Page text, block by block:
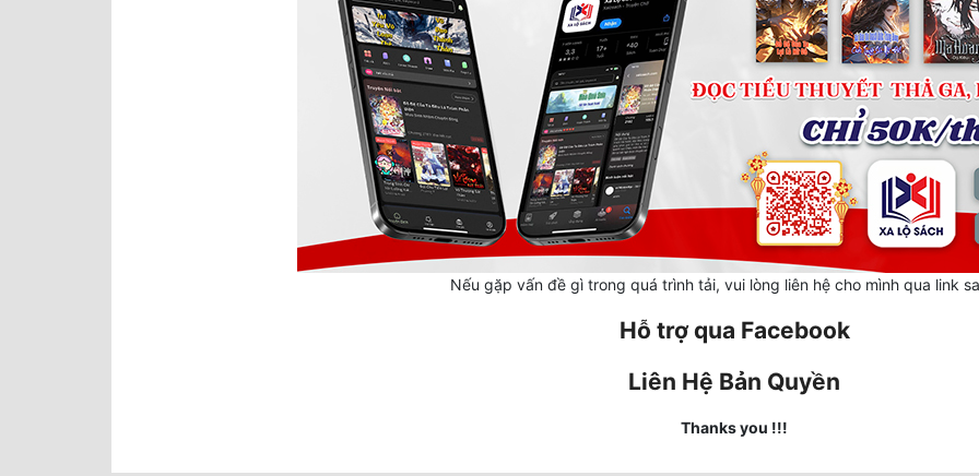
Nếu gặp vấn đề gì trong quá trình tải, vui lòng liên hệ cho mình qua link
Hỗ trợ qua Facebook
Liên Hệ Bản Quyền
Thanks you !!!